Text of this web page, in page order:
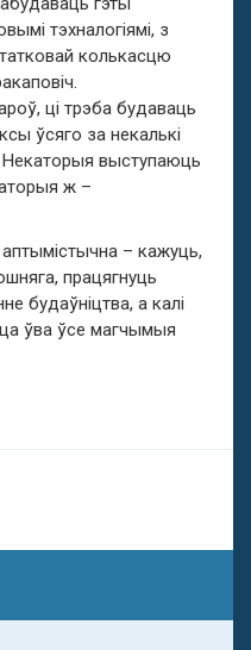
тэхналогіямі, з
колькасцю
ці трэба будаваць
ўсяго за некалькі
Некаторыя выступаюць
ж –
– кажуць,
працягнуць
будаўніцтва, а калі
ўва ўсе магчымыя